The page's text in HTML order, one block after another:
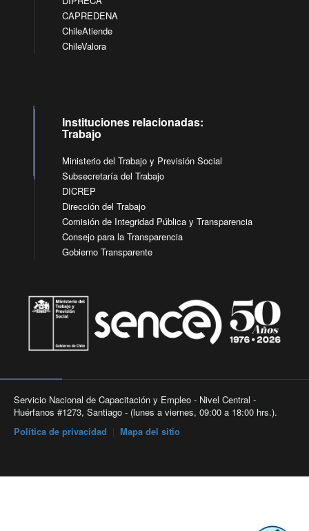
CAPREDENA
ChileAtiende
ChileValora
Instituciones relacionadas:
Trabajo
Ministerio del Trabajo y Previsión Social
Subsecretaría del Trabajo
DICREP
Dirección del Trabajo
Comisión de Integridad Pública y Transparencia
Consejo para la Transparencia
Gobierno Transparente
Servicio Nacional de Capacitación y Empleo - Nivel Central -
Huérfanos #1273, Santiago - (lunes a viernes, 09:00 a 18:00 hrs.).
Política de privacidad
Mapa del sitio